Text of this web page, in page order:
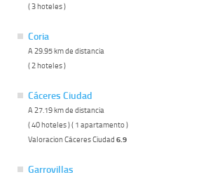
( 3 hoteles )
Coria
A 29.95 km de distancia
( 2 hoteles )
Cáceres Ciudad
A 27.19 km de distancia
( 40 hoteles ) ( 1 apartamento )
Valoracion Cáceres Ciudad 6.9
Garrovillas